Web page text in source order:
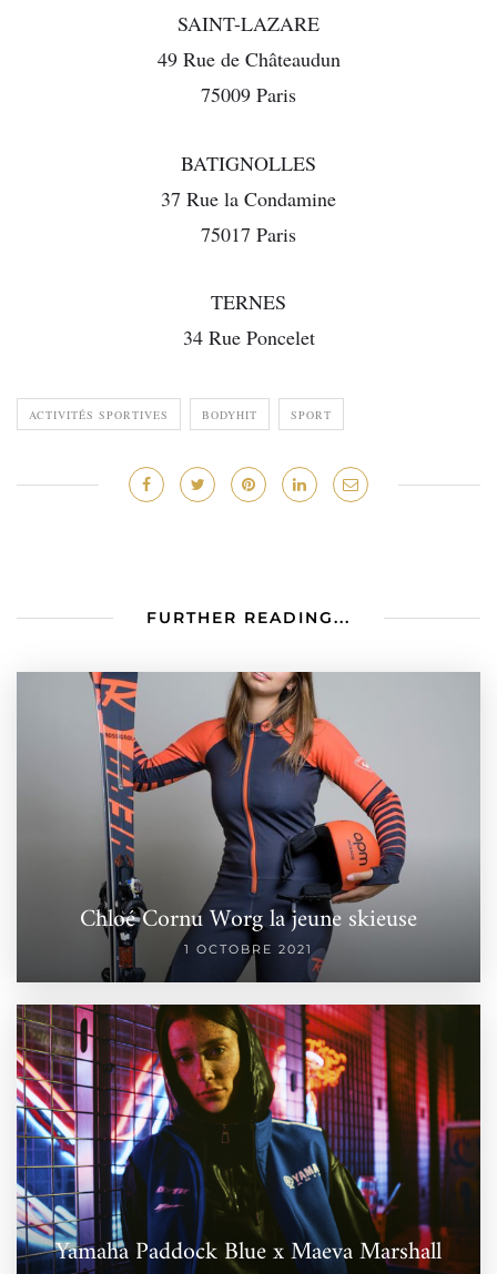
SAINT-LAZARE
49 Rue de Châteaudun
75009 Paris
BATIGNOLLES
37 Rue la Condamine
75017 Paris
TERNES
34 Rue Poncelet
ACTIVITÉS SPORTIVES BODYHIT SPORT
FURTHER READING...
Chloé Cornu Worg la jeune skieuse
1 OCTOBRE 2021
Yamaha Paddock Blue x Maeva Marshall